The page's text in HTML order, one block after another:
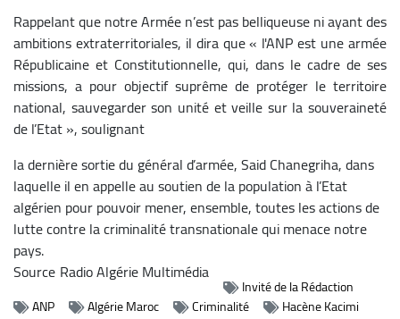
Rappelant que notre Armée n’est pas belliqueuse ni ayant des
ambitions extraterritoriales, il dira que « l'ANP est une armée
Républicaine et Constitutionnelle, qui, dans le cadre de ses
missions, a pour objectif suprême de protéger le territoire
national, sauvegarder son unité et veille sur la souveraineté
de l’Etat », soulignant
la dernière sortie du général d’armée, Said Chanegriha, dans
laquelle il en appelle au soutien de la population à l’Etat
algérien pour pouvoir mener, ensemble, toutes les actions de
lutte contre la criminalité transnationale qui menace notre
pays.
Source Radio Algérie Multimédia
Invité de la Rédaction
ANP
Algérie Maroc Criminalité Hacène Kacimi